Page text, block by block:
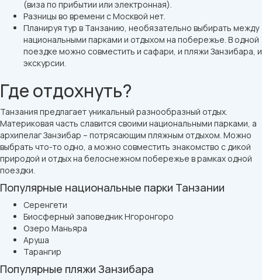
(виза по прибытии или электронная).
Разницы во времени с Москвой нет.
Планируя тур в Танзанию, необязательно выбирать между
национальными парками и отдыхом на побережье. В одной
поездке можно совместить и сафари, и пляжи Занзибара, и
экскурсии.
Где отдохнуть?
Танзания предлагает уникальный разнообразный отдых.
Материковая часть славится своими национальными парками, а
архипелаг Занзибар – потрясающим пляжным отдыхом. Можно
выбрать что-то одно, а можно совместить знакомство с дикой
природой и отдых на белоснежном побережье в рамках одной
поездки.
Популярные национальные парки Танзании
Серенгети
Биосферный заповедник Нгоронгоро
Озеро Маньяра
Аруша
Тарангир
Популярные пляжи Занзибара